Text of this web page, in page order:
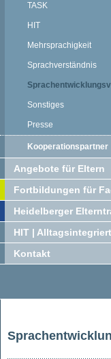
TASK
HIT
Mehrsprachigkeit
Sprachverständnis
Sonstiges
Presse
Kooperationspartner
Angebote für Eltern
Fortbildungen für
Heidelberger
HIT |
Kontakt